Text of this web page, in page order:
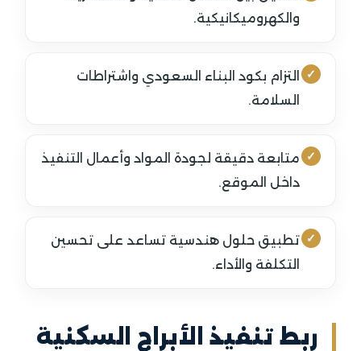
والكهروميكانيكية.
التزام بكود البناء السعودي واشتراطات
السلامة.
متابعة دقيقة لجودة المواد وأعمال التنفيذ
داخل الموقع.
تطبيق حلول هندسية تساعد على تحسين
التكلفة والأداء.
ربط تنفيذ الأبراج السكنية